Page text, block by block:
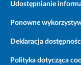
Udostępnianie
Ponowne
Deklaracja
Polityka dotycząca